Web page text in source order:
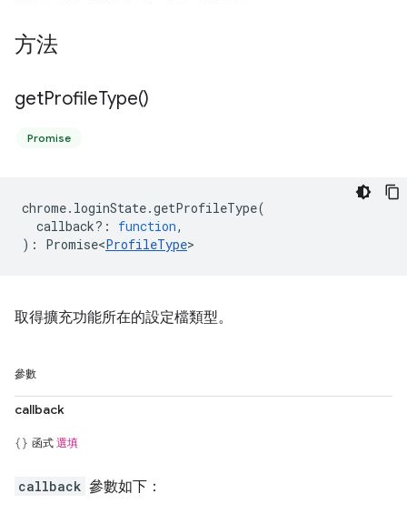
方法
getProfileType()
Promise
chrome. loginState.getProfileType(
callback? : function,
) : Promise<ProfileType>
取得擴充功能所在的設定檔類型。
參數
callback
函式 選填
callback 參數如下：